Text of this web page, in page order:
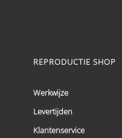
REPRODUCTIE SHOP
Werkwijze
Levertijden
Klantenservice